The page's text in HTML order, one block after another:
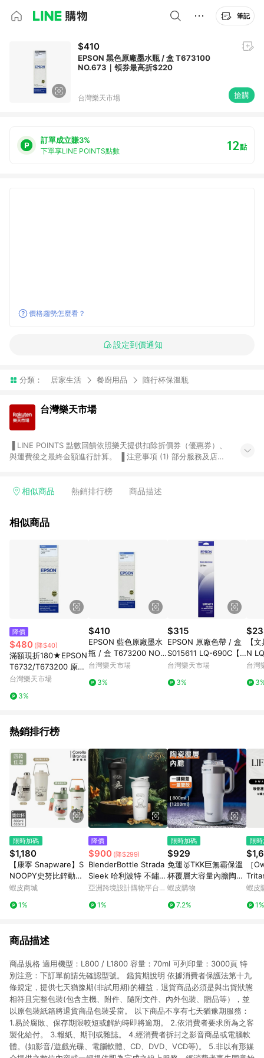
筆記
$410
EPSON 黑色原廠墨水瓶 / 盒 T673100
NO.673｜領券最高折$220
台灣樂天市場 搶購
訂單成立賺3%
下單享LINE POINTS點數 12點
價格趨勢怎麼看？
設定到價通知
分類： 居家生活 餐廚用品 隨行杯保溫瓶
台灣樂天市場
與運費後之最終金額進行計算。 ▐ 注意事項 (1) 部分服務及店家
Smart mobile、神腦生活、JS巨盛、樂天KOBO電子書，請詳閱
台灣樂天市場，並在同一瀏覽器於24小時內結帳，才享有 LINE
市場 45 天內完成訂單出貨及結帳，則不符合贈點資格。 (4) 如
使用APP、或中途瀏覽比價網、回饋網、Google等其他網頁、或
由網頁版(電腦版/手機版網頁)切換為App都將會造成追蹤中斷而
平台，商品資料更新會有時間差，如顯示之商品規格、顏色、價
位、贈品與台灣樂天市場銷售網頁不符，以銷售網頁標示為準。
(6) 導購訂單已逾 365 天，根據台灣樂天回饋規定，逾期訂單將
點數回饋或點數回饋有爭議，台灣樂天市場保有更改條款與法律
追訴之權利，活動詳情以樂天市場網站公告為準。
相似商品 熱銷排行榜 商品描述
相似商品
降價
$480 (降$40)
滿額現折180★EPSON
T6732/T673200 原廠
藍色墨水 適用 L800/L
台灣樂天市場
3%
$410
EPSON 藍色原廠墨水
瓶 / 盒 T673200 NO.6
73｜領券最高折$220
台灣樂天市場
3%
$315
EPSON 原廠色帶 / 盒
S015611 LQ-690C【A
PP滿額下單10%點數
點)】8/31止
台灣樂天市場
3%
【
N
一
台灣
熱銷排行榜
限時加碼
$1,180
【康寧 Snapware】S
NOOPY史努比鋅動輕
瓷大容量不鏽鋼手提保
0ml
蝦皮商城
1%
降價
$900 (降$299)
BlenderBottle Strada
Sleek 哈利波特 不鏽鋼
保冰保溫隨行杯
亞洲跨境設計購物平台
1%
限時加碼
$929
免運🥇TKK巨無霸保溫
杯覆層大容量內膽陶瓷
杯子水杯新款冰霸杯吸
霸杯陶瓷咖啡杯隨行手
蝦皮購物
7.2%
限
［
保溫
蝦皮
1%
商品描述
商品規格 適用機型：L800 / L1800 容量：70ml 可列印量：3000頁 特
別注意：下訂單前請先確認型號。 鑑賞期說明 依據消費者保護法第十九
條規定，提供七天猶豫期(非試用期)的權益，退貨商品必須是與出貨狀態
相符且完整包裝(包含主機、附件、隨附文件、內外包裝、贈品等），並
以原包裝紙箱將退貨商品包裝妥當。 以下商品不享有七天猶豫期服務：
1.易於腐敗、保存期限較短或解約時即將逾期。 2.依消費者要求所為之客
製化給付。 3.報紙、期刊或雜誌。 4.經消費者拆封之影音商品或電腦軟
體。(如影音/遊戲光碟、電腦軟體、CD、DVD、VCD等)。 5.非以有形媒